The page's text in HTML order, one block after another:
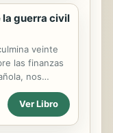
y
para
materias,
autonomía
de
libro
las Ciencias
básicas de
la guerra civil
veinte
las finanzas
nos
visión
desde los
la
Ver Libro